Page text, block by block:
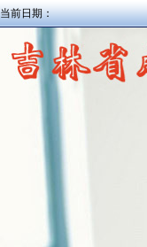
当前日期：